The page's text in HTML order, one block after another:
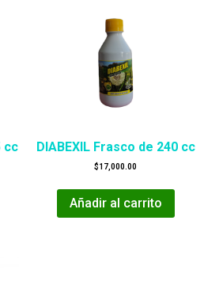
cc DIABEXIL Frasco de 240 cc
$17,000.00
Añadir al carrito